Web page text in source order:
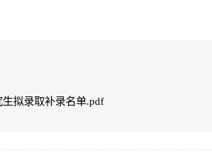
拟录取补录名单.pdf